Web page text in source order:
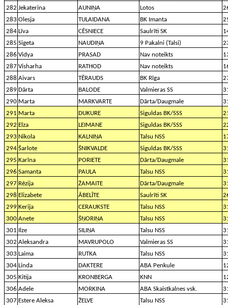
282 Jekaterina AUNIŅA Lotos
283 Olesja TULAIDANA BK Imanta
284 Līva CĒSNIECE Saulrīti SK
285 Sigeta NAUDIŅA 9 Pakalni (Talsi)
286 Vidya PRASAD Nav noteikts
287 Visharha RATHOD Nav noteikts
288 Aivars TĒRAUDS BK Rīga
289 Dārta BALODE Valmieras SS
290 Marta MARKVARTE Dārta/Daugmale
291 Marta DUKURE Siguldas BK/SSS
292 Elza LEIMANE Siguldas BK/SSS
293 Nikola KALNIŅA Talsu NSS
294 Šarlote ŠNIKVALDE Siguldas BK/SSS
295 Karīna PORIETE Dārta/Daugmale
296 Samanta PAULA Talsu NSS
297 Rēzija ŽAMAITE Dārta/Daugmale
298 Elizabete ĀBELĪTE Saulrīti SK
299 Kerija CERAUKSTE Talsu NSS
300 Anete ŠŅORIŅA Talsu NSS
301 Ilze SILIŅA Talsu NSS
302 Aleksandra MAVRUPOLO Valmieras SS
303 Laima RUTKA Talsu NSS
304 Linda DAKTERE ABA Penkule
305 Kitija KRONBERGA KNN
306 Adele MORKINA ABA Skaistkalnes vsk.
307 Estere Aleksa ŽELVE Talsu NSS